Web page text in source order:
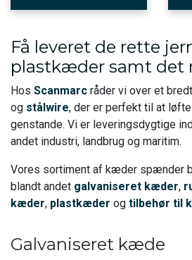
Få leveret de rette
plastkæder samt det
Hos Scanmarc råder vi over et
og stålwire, der er perfekt til at
genstande. Vi er leveringsdygtige
andet industri, landbrug og maritim.
Vores sortiment af kæder spænder
blandt andet galvaniseret kæder,
kæder, plastkæder og tilbehør til
Galvaniseret kæde